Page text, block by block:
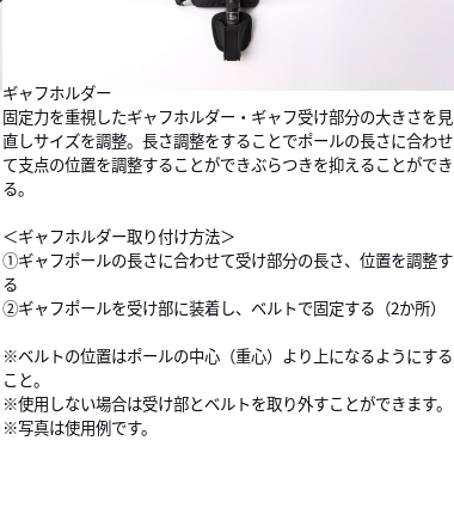
ギャフホルダー
固定力を重視したギャフホルダー・ギャフ受け部分の大きさを見
直しサイズを調整。長さ調整をすることでポールの長さに合わせ
て支点の位置を調整することができぶらつきを抑えることができ
る。
＜ギャフホルダー取り付け方法＞
①ギャフポールの長さに合わせて受け部分の長さ、位置を調整す
る
②ギャフポールを受け部に装着し、ベルトで固定する（2か所）
※ベルトの位置はポールの中心（重心）より上になるようにする
こと。
※使用しない場合は受け部とベルトを取り外すことができます。
※写真は使用例です。